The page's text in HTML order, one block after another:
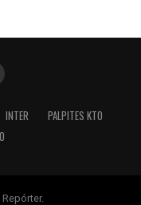
INTER
PALPITES KTO